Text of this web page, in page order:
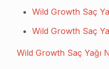
Wild Growth Saç
Wild Growth Saç
Wild Growth Saç Yağı